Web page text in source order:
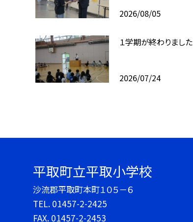
2026/08/05
１学期が終わりました
2026/07/24
平取町立平取小学校
沙流郡平取町本町１０５－６
TEL. 01457-2-2425
FAX. 01457-2-2453